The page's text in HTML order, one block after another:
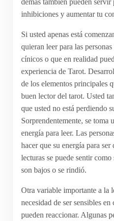
demás también pueden servir
inhibiciones y aumentar tu
Si usted apenas está
quieran leer para las
cínicos o que en realidad
experiencia de Tarot.
de los elementos principales
buen lector del tarot. Usted
que usted no está perdiendo
Sorprendentemente, se toma
energía para leer. Las
hacer que su energía para ser
lecturas se puede sentir
son bajos o se rindió.
Otra variable importante a la
necesidad de ser sensibles
pueden reaccionar. Algunas